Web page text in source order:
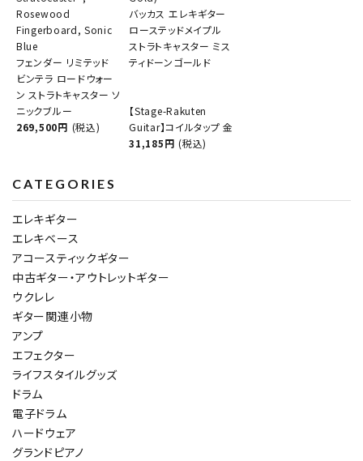
Rosewood
Fingerboard, Sonic
Blue
フェンダー リミテッド
ビンテラ ロードウォー
ン ストラトキャスター ソ
ニックブルー
269,500円 (税込)
バッカス エレキギター
ローステッドメイプル
ストラトキャスター ミス
ティドーンゴールド
【Stage-Rakuten
Guitar】コイルタップ 金
31,185円 (税込)
CATEGORIES
エレキギター
エレキベース
アコースティックギター
中古ギター・アウトレットギター
ウクレレ
ギター関連小物
アンプ
エフェクター
ライフスタイルグッズ
ドラム
電子ドラム
ハードウェア
グランドピアノ